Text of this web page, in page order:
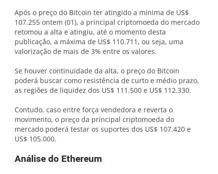
Após o preço do Bitcoin ter atingido a mínima de US$
107.255 ontem (01), a principal criptomoeda do mercado
retomou a alta e atingiu, até o momento desta
publicação, a máxima de US$ 110.711, ou seja, uma
valorização de mais de 3% entre os valores.
Se houver continuidade da alta, o preço do Bitcoin
poderá buscar como resistência de curto e médio prazo,
as regiões de liquidez dos US$ 111.500 e US$ 112.330.
Contudo, caso entre força vendedora e reverta o
movimento, o preço da principal criptomoeda do
mercado poderá testar os suportes dos US$ 107.420 e
US$ 105.000.
Análise do Ethereum